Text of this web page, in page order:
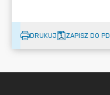
DRUKUJ ZAPISZ DO